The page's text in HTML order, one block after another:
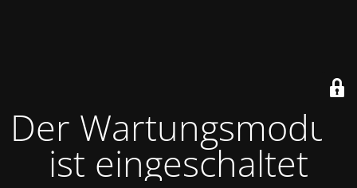
Der Wartungsmodus
ist eingeschaltet